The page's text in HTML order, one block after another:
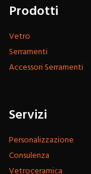
Prodotti
Vetro
Serramenti
Accessori Serramenti
Servizi
Personalizzazione
Consulenza